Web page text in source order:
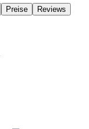
Preise Reviews